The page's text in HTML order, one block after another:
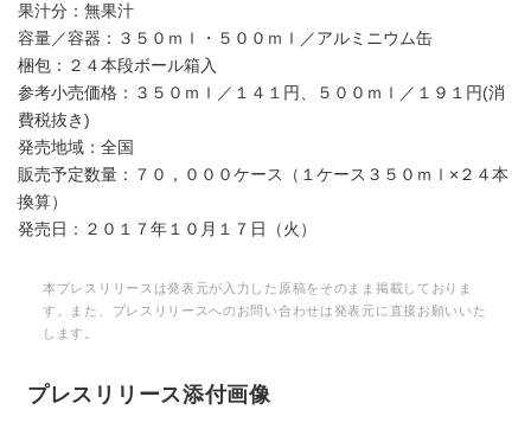
果汁分：無果汁
容量／容器：３５０ｍｌ・５００ｍｌ／アルミニウム缶
梱包：２４本段ボール箱入
参考小売価格：３５０ｍｌ／１４１円、５００ｍｌ／１９１円(消
費税抜き)
発売地域：全国
販売予定数量：７０，０００ケース（１ケース３５０ｍｌ×２４本
換算）
発売日：２０１７年１０月１７日（火）
本プレスリリースは発表元が入力した原稿をそのまま掲載しておりま
す。また、プレスリリースへのお問い合わせは発表元に直接お願いいた
します。
プレスリリース添付画像